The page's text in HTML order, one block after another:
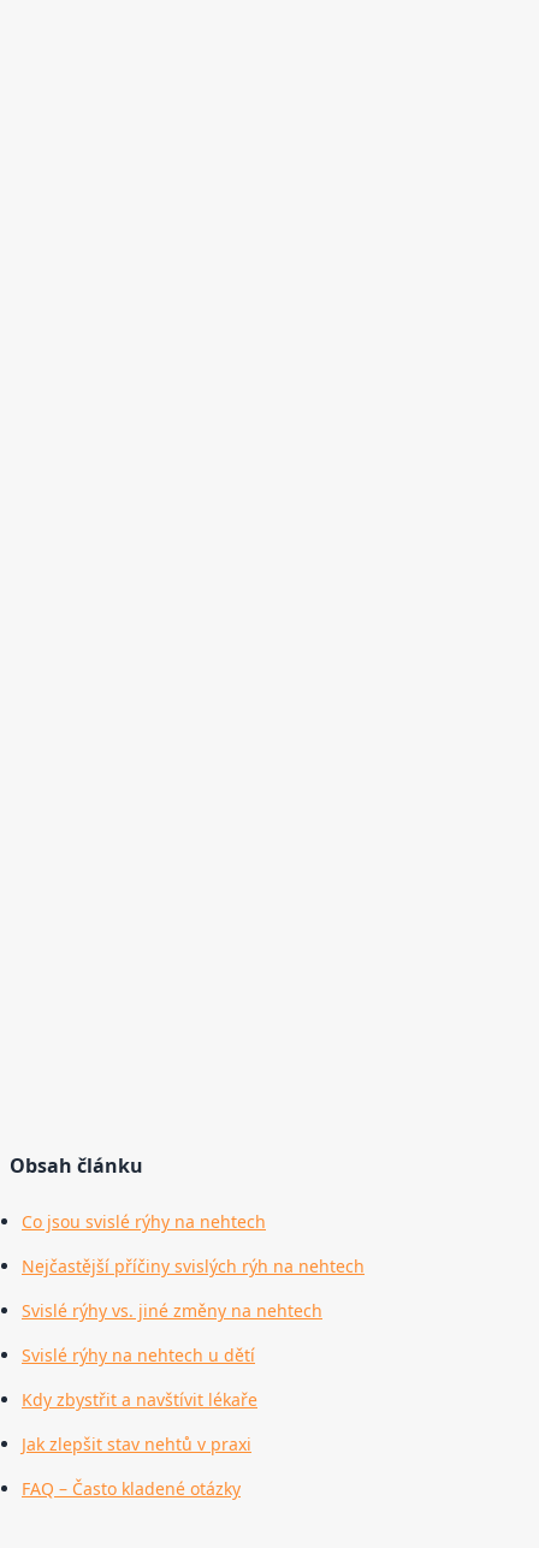
Obsah článku
Co jsou svislé rýhy na nehtech
Nejčastější příčiny svislých rýh na nehtech
Svislé rýhy vs. jiné změny na nehtech
Svislé rýhy na nehtech u dětí
Kdy zbystřit a navštívit lékaře
Jak zlepšit stav nehtů v praxi
FAQ – Často kladené otázky